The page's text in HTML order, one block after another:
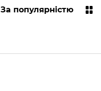
За популярністю